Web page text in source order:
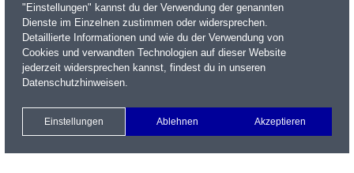
Name / WKN / ISIN / Kürzel
Xetra Realtime
Watchlist Portfolio Login
"Einstellungen" kannst du der Verwendung der genannten
Dienste im Einzelnen zustimmen oder widersprechen.
Detaillierte Informationen und wie du der Verwendung von
Cookies und verwandten Technologien auf dieser Website
jederzeit widersprechen kannst, findest du in unseren
Datenschutzhinweisen.
Einstellungen Ablehnen Akzeptieren